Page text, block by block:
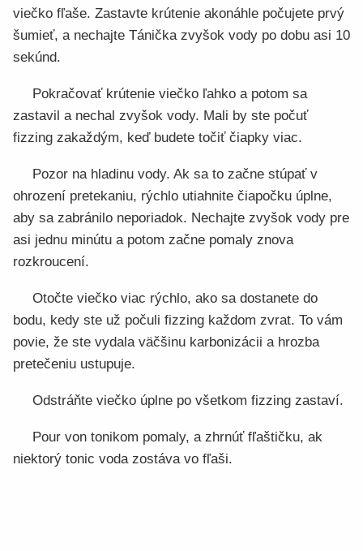
viečko fľaše. Zastavte krútenie akonáhle počujete prvý
šumieť, a nechajte Tánička zvyšok vody po dobu asi 10
sekúnd.
Pokračovať krútenie viečko ľahko a potom sa
zastavil a nechal zvyšok vody. Mali by ste počuť
fizzing zakaždým, keď budete točiť čiapky viac.
Pozor na hladinu vody. Ak sa to začne stúpať v
ohrození pretekaniu, rýchlo utiahnite čiapočku úplne,
aby sa zabránilo neporiadok. Nechajte zvyšok vody pre
asi jednu minútu a potom začne pomaly znova
rozkroucení.
Otočte viečko viac rýchlo, ako sa dostanete do
bodu, kedy ste už počuli fizzing každom zvrat. To vám
povie, že ste vydala väčšinu karbonizácii a hrozba
pretečeniu ustupuje.
Odstráňte viečko úplne po všetkom fizzing zastaví.
Pour von tonikom pomaly, a zhrnúť fľaštičku, ak
niektorý tonic voda zostáva vo fľaši.